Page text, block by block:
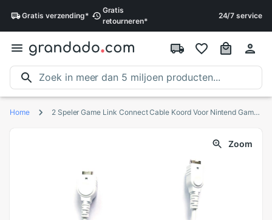
Gratis verzending*
Gratis
retourneren*
24/7 service
Home 2 Speler Game Link Connect Cable Koord Voor Nintend Gameboy Advance Voor De Gba Kabel Wit
Zoom